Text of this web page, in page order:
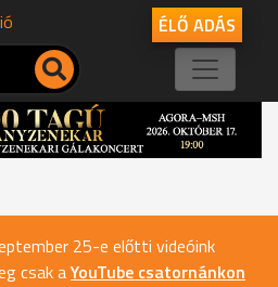
ÉLŐ ADÁS
25-e előtti videóink
csak aYouTube csatornánkon